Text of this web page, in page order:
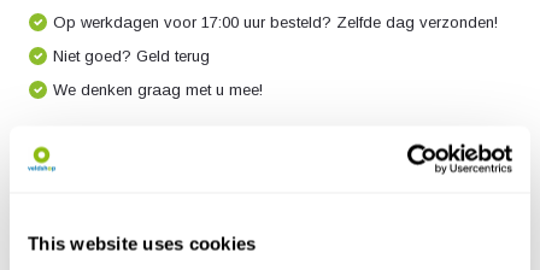
This website uses cookies
Op werkdagen voor 17:00 uur besteld? Zelfde dag verzonden!
Niet goed? Geld terug
We denken graag met u mee!
Reviews